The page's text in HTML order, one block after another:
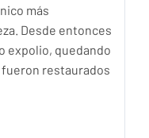
más
Desde entonces
expolio, quedando
restaurados